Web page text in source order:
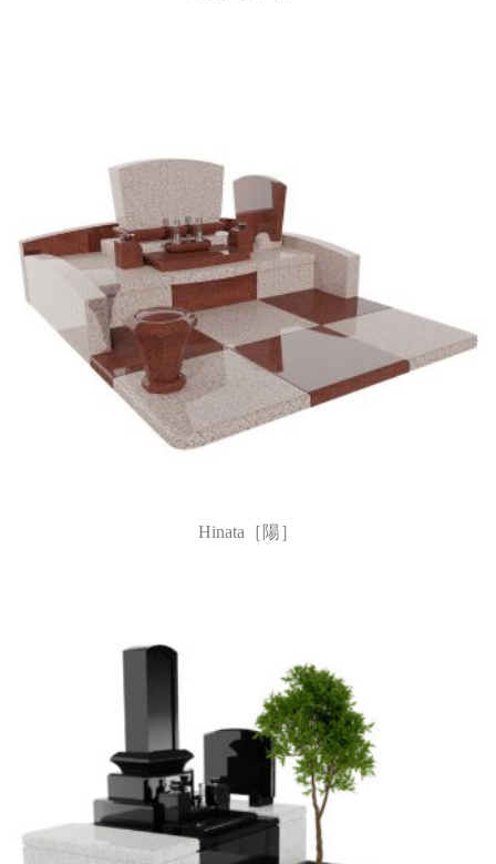
Hinata［陽］